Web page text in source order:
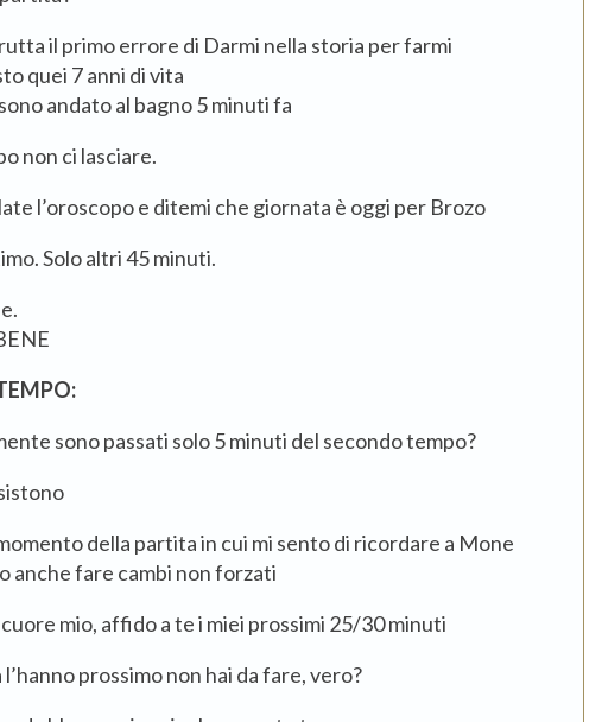
il primo errore di Darmi nella storia per farmi
quei 7 anni di vita
andato al bagno 5 minuti fa
non ci lasciare.
l’oroscopo e ditemi che giornata è oggi per Brozo
Solo altri 45 minuti.
sono passati solo 5 minuti del secondo tempo?
della partita in cui mi sento di ricordare a Mone
anche fare cambi non forzati
cuore mio, affido a te i miei prossimi 25/30 minuti
l’hanno prossimo non hai da fare, vero?